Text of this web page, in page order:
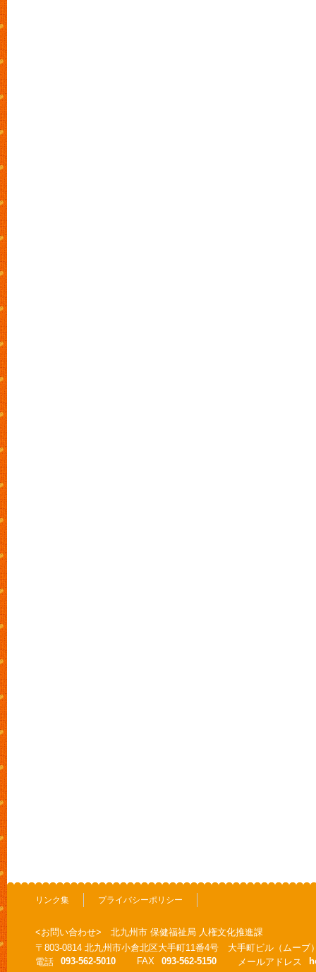
リンク集 プライバシーポリシー
<お問い合わせ> 北九州市 保健福祉局 人権文化推進課
〒803-0814 北九州市小倉北区大手町11番4号 大手町ビル（ムーブ
電話
093-562-5010 FAX 093-562-5150 メールアドレス